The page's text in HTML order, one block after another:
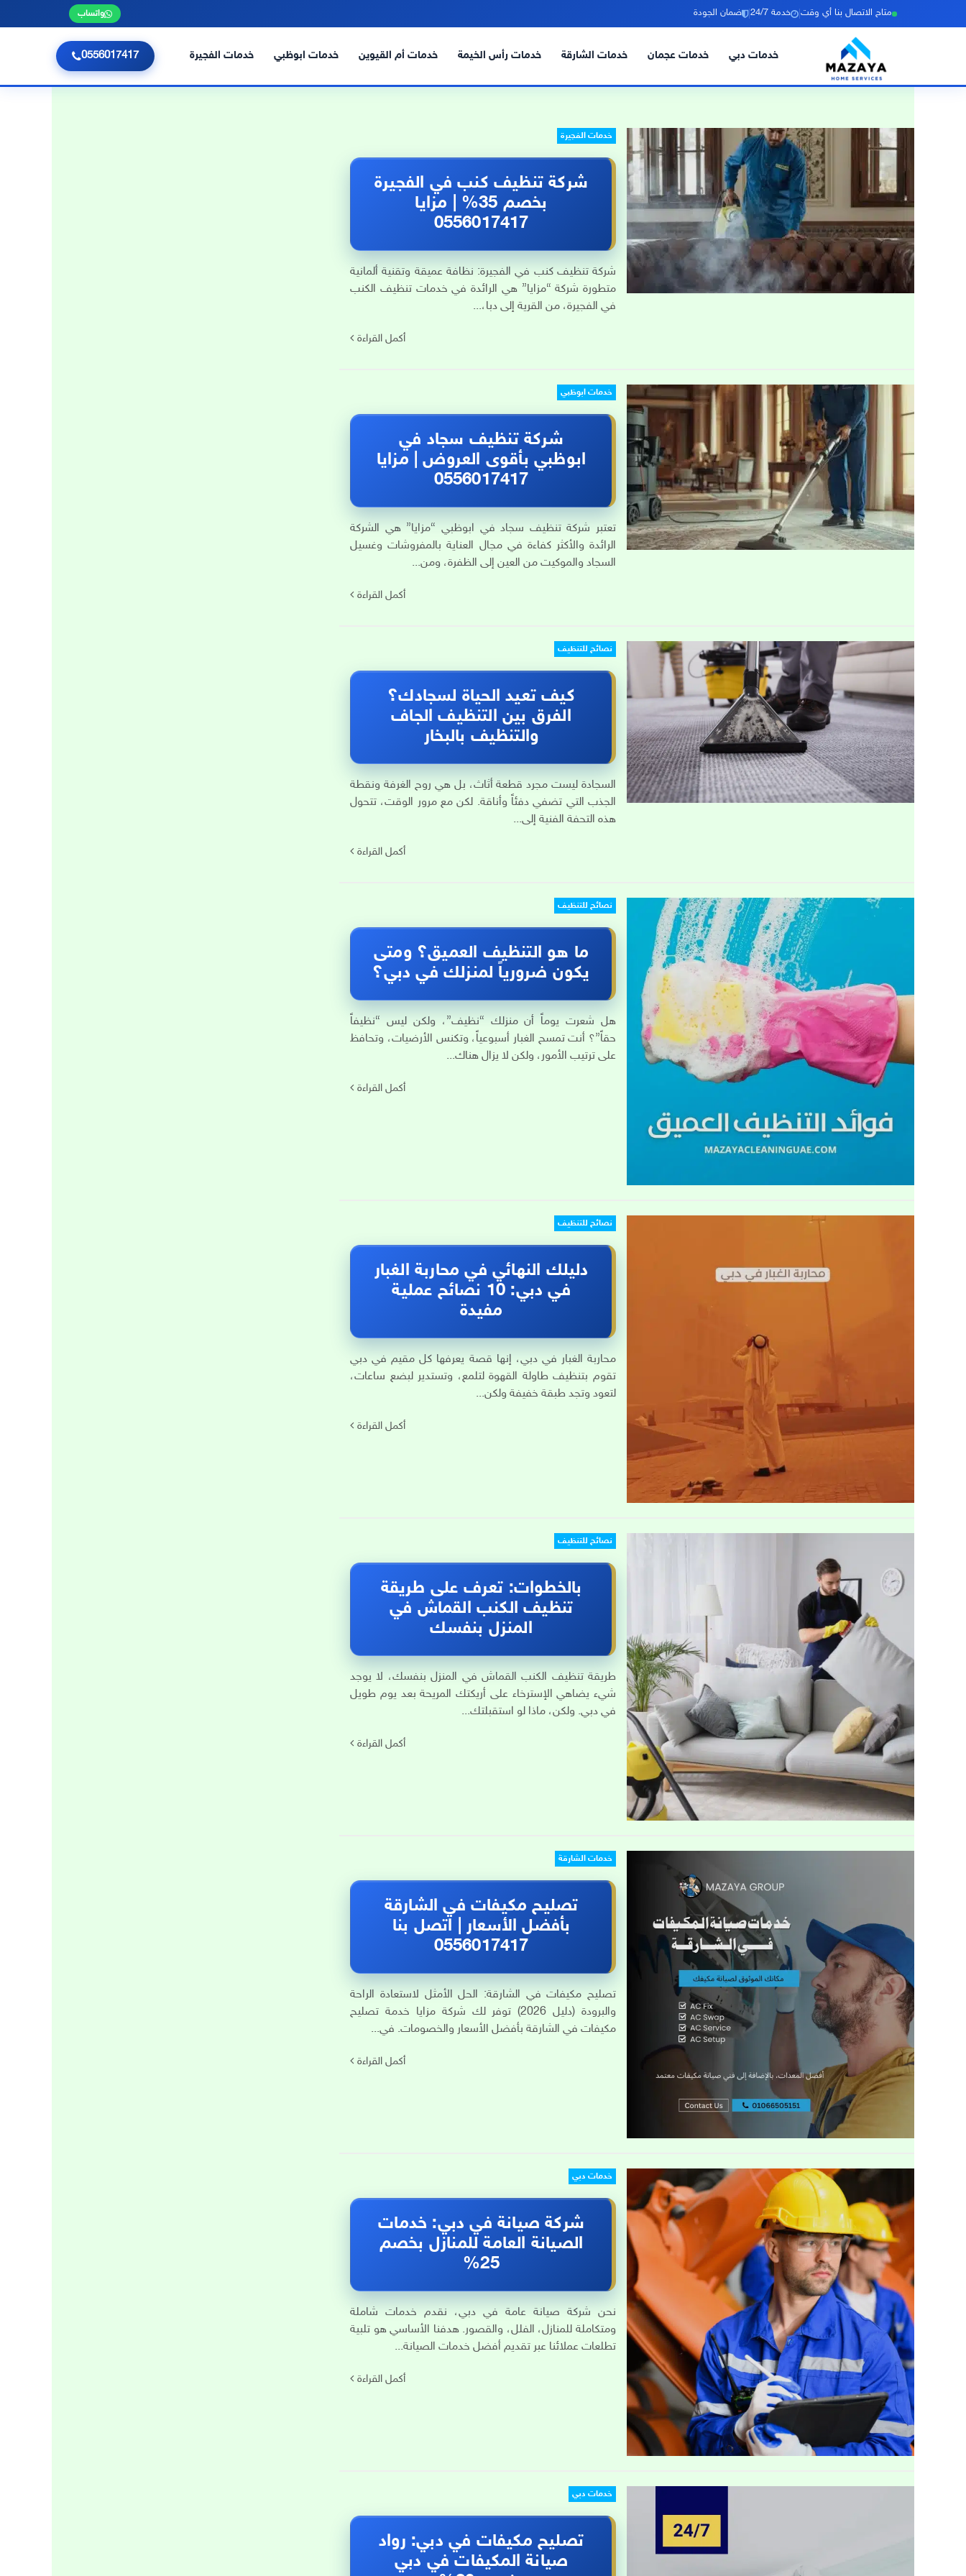
متاح الاتصال بنا أي وقت خدمة 24/7 | ضمان الجودة واتساب
خدمات دبي خدمات عجمان خدمات الشارقة خدمات رأس الخيمة خدمات أم القيوين خدمات ابوظبي خدمات الفجيرة 0556017417
خدمات الفجيرة
شركة تنظيف كنب في الفجيرة
بخصم 35% | مزايا
0556017417
شركة تنظيف كنب في الفجيرة: نظافة عميقة وتقنية ألمانية
متطورة شركة “مزايا” هي الرائدة في خدمات تنظيف الكنب
في الفجيرة، من القرية إلى دبا،...
أكمل القراءة
خدمات ابوظبي
شركة تنظيف سجاد في
ابوظبي بأقوى العروض | مزايا
0556017417
تعتبر شركة تنظيف سجاد في ابوظبي “مزايا” هي الشركة
الرائدة والأكثر كفاءة في مجال العناية بالمفروشات وغسيل
السجاد والموكيت من العين إلى الظفرة، ومن...
أكمل القراءة
نصائح للتنظيف
كيف تعيد الحياة لسجادك؟
الفرق بين التنظيف الجاف
والتنظيف بالبخار
السجادة ليست مجرد قطعة أثاث، بل هي روح الغرفة ونقطة
الجذب التي تضفي دفئاً وأناقة. لكن مع مرور الوقت، تتحول
هذه التحفة الفنية إلى...
أكمل القراءة
نصائح للتنظيف
ما هو التنظيف العميق؟ ومتى
يكون ضرورياً لمنزلك في دبي؟
هل شعرت يوماً أن منزلك “نظيف”، ولكن ليس “نظيفاً
حقاً”؟ أنت تمسح الغبار أسبوعياً، وتكنس الأرضيات، وتحافظ
على ترتيب الأمور، ولكن لا يزال هناك...
أكمل القراءة
نصائح للتنظيف
دليلك النهائي في محاربة الغبار
في دبي: 10 نصائح عملية
مفيدة
محاربة الغبار في دبي، إنها قصة يعرفها كل مقيم في دبي
تقوم بتنظيف طاولة القهوة لتلمع، وتستدير لبضع ساعات،
لتعود وتجد طبقة خفيفة ولكن...
أكمل القراءة
نصائح للتنظيف
بالخطوات: تعرف على طريقة
تنظيف الكنب القماش في
المنزل بنفسك
طريقة تنظيف الكنب القماش في المنزل بنفسك، لا يوجد
شيء يضاهي الإسترخاء على أريكتك المريحة بعد يوم طويل
في دبي. ولكن، ماذا لو استقبلتك...
أكمل القراءة
خدمات الشارقة
تصليح مكيفات في الشارقة
بأفضل الأسعار | اتصل بنا
0556017417
تصليح مكيفات في الشارقة: الحل الأمثل لاستعادة الراحة
والبرودة (دليل 2026) توفر لك شركة مزايا خدمة تصليح
مكيفات في الشارقة بأفضل الأسعار والخصومات. في...
أكمل القراءة
خدمات دبي
شركة صيانة في دبي: خدمات
الصيانة العامة للمنازل بخصم
25%
نحن شركة صيانة عامة في دبي، نقدم خدمات شاملة
ومتكاملة للمنازل، الفلل، والقصور. هدفنا الأساسي هو تلبية
تطلعات عملائنا عبر تقديم أفضل خدمات الصيانة...
أكمل القراءة
خدمات دبي
تصليح مكيفات في دبي: رواد
صيانة المكيفات في دبي